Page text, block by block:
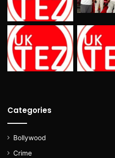
Categories
Bollywood
Crime